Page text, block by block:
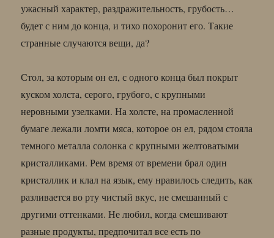
ужасный характер, раздражительность, грубость…
будет с ним до конца, и тихо похоронит его. Такие
странные случаются вещи, да?
Стол, за которым он ел, с одного конца был покрыт
куском холста, серого, грубого, с крупными
неровными узелками. На холсте, на промасленной
бумаге лежали ломти мяса, которое он ел, рядом стояла
темного металла солонка с крупными желтоватыми
кристалликами. Рем время от времени брал один
кристаллик и клал на язык, ему нравилось следить, как
разливается во рту чистый вкус, не смешанный с
другими оттенками. Не любил, когда смешивают
разные продукты, предпочитал все есть по